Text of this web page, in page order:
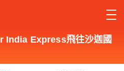
India Express飛往沙迦國